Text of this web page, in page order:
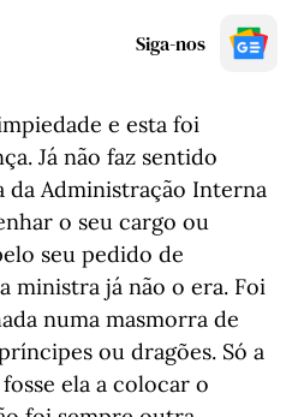
Siga-nos
e esta foi
Já não faz sentido
da Administração Interna
o seu cargo ou
seu pedido de
ministra já não o era. Foi
numa masmorra de
ou dragões. Só a
ela a colocar o